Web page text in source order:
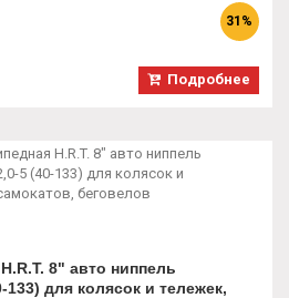
31%
Подробнее
8" авто ниппель
133) для колясок и тележек,